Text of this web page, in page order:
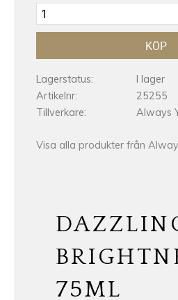
KÖP
Lagerstatus
I lager
Artikelnr
25255
Tillverkare
Always
Visa alla produkter från
75ML